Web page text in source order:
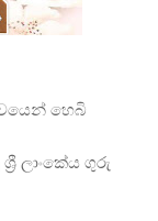
හෙබි
ශ් රී ලාංකේය ගුරු